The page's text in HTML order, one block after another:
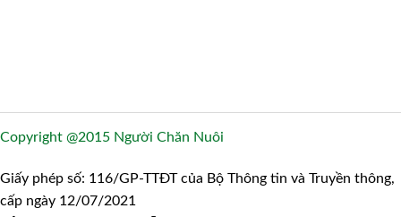
Copyright @2015 Người Chăn Nuôi
Giấy phép số: 116/GP-TTĐT của Bộ Thông tin và Truyền thông,
cấp ngày 12/07/2021